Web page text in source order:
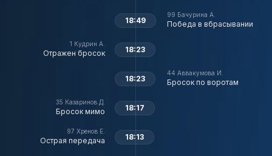
99 Бачурина А.
Победа в вбрасывании
18:49
1 Кудрин А.
Отражен бросок 18:23
44 Аввакумова И.
Бросок по воротам
18:23
35 Казаринов Д.
Бросок мимо 18:17
97 Хренов Е.
Острая передача 18:13